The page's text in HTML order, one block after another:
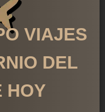
VIAJES
DEL
HOY